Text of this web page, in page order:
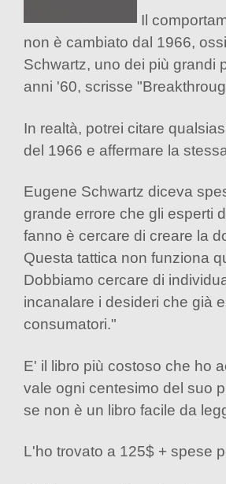
Il
non è cambiato dal 1966,
Schwartz, uno dei più grandi
anni '60, scrisse
In realtà, potrei citare
del 1966 e affermare la
Eugene Schwartz diceva
grande errore che gli esperti
fanno è cercare di creare la
Questa tattica non funziona
Dobbiamo cercare di
incanalare i desideri che già
consumatori."
E' il libro più costoso che ho
vale ogni centesimo del suo
se non è un libro facile da
L'ho trovato a 125$ + spese